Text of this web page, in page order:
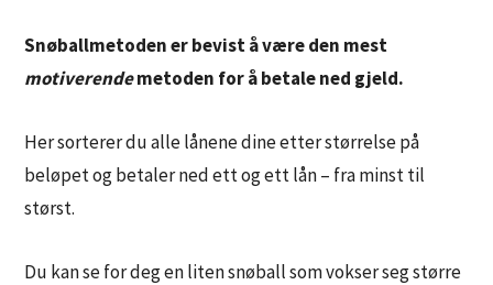
Snøballmetoden er bevist å være den mest
motiverendemetoden for å betale ned gjeld.
Her sorterer du alle lånene dine etter størrelse på
beløpet og betaler ned ett og ett lån – fra minst til
størst.
Du kan se for deg en liten snøball som vokser seg større